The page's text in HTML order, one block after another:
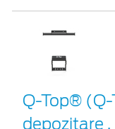
Q-Top®
depozitare